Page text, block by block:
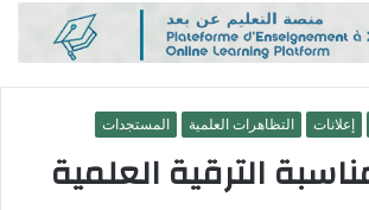
إعلانات التظاهرات العلمية المستجدات
الترقية العلمية